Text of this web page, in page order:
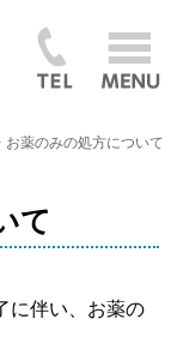
お薬のみの処方について
て
に伴い、お薬の